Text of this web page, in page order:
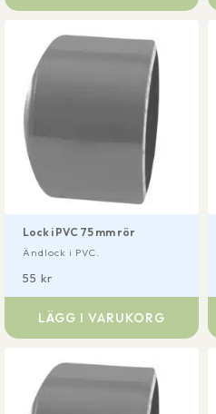
Lock i PVC 75 mm rör
55 kr
Ändlock i PVC.
LÄGG I VARUKORG